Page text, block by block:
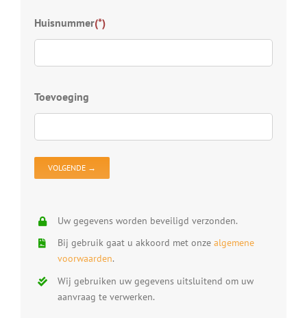
Huisnummer(*)
Toevoeging
Uw gegevens worden beveiligd verzonden.
Bij gebruik gaat u akkoord met onze algemene
voorwaarden.
Wij gebruiken uw gegevens uitsluitend om uw
aanvraag te verwerken.